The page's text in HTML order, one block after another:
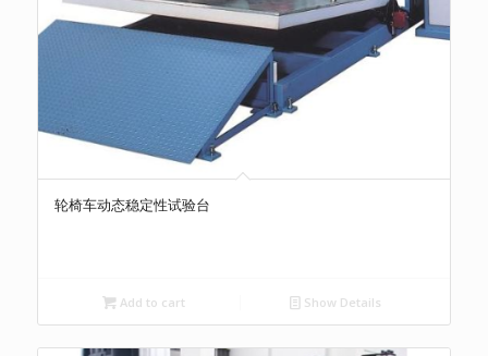
轮椅车动态稳定性试验台
Add to cart Show Details